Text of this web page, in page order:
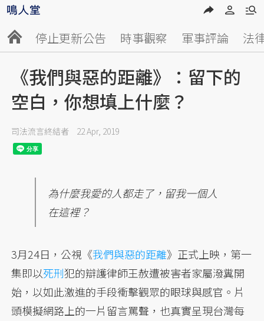
停止更新公告 時事觀察 軍事評論 法
《我們與惡的距離》：留下的
空白，你想填上什麼？
司法流言終結者 22 Apr, 2019
為什麼我愛的人都走了，留我一個人
在這裡？
3月24日，公視《我們與惡的距離》正式上映，第一
集即以死刑犯的辯護律師王赦遭被害者家屬潑糞開
始，以如此激進的手段衝擊觀眾的眼球與感官。片
頭模擬網路上的一片留言罵聲，也真實呈現台灣每